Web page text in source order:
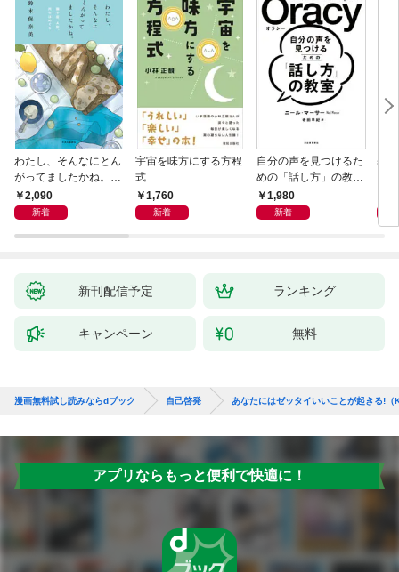
わたし、そんなにとん
がってましたかね。
獅子座、Ａ型、丙午は
めぐる
2,090
新着
宇宙を味方にする方程
式
1,760
新着
自分の声を見つけるた
めの「話し方」の教
室 Ｏｒａｃｙ（オラ
シー）
1,980
新着
基
新刊配信予定 ランキング
キャンペーン 無料
漫画無料試し読みならdブック 自己啓発 あなたにはゼッタイいいことが起きる!（
アプリならもっと便利で快適に！